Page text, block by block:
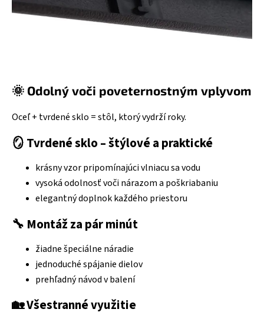
🌞 Odolný voči poveternostným vplyvom
Oceľ + tvrdené sklo = stôl, ktorý vydrží roky.
🪞 Tvrdené sklo – štýlové a praktické
krásny vzor pripomínajúci vlniacu sa vodu
vysoká odolnosť voči nárazom a poškriabaniu
elegantný doplnok každého priestoru
🔧 Montáž za pár minút
žiadne špeciálne náradie
jednoduché spájanie dielov
prehľadný návod v balení
🏡Všestranné využitie